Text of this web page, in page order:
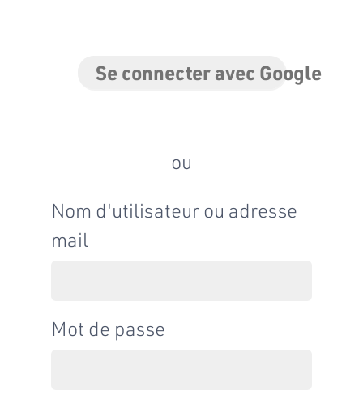
Se connecter avec Google
ou
Nom d'utilisateur ou adresse
mail
Mot de passe